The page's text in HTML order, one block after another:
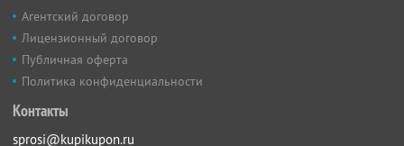
Агентский договор
Лицензионный договор
Публичная оферта
Политика конфиденциальности
Контакты
sprosi@kupikupon.ru